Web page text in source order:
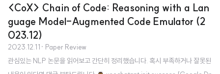
<CoX> Chain of Code: Reasoning with a Lan
guage Model-Augmented Code Emulator (2
023.12)
2023.12.11 · Paper Review
관심있는 NLP 논문을 읽어보고 간단히 정리했습니다. 혹시 부족하거나 잘못된